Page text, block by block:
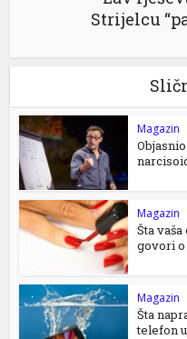
Strijelcu
Magazin
Magazin
Šta
govori o
Magazin
Šta
telefon